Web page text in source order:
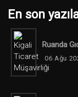
En son
Ruanda
06 Ağu